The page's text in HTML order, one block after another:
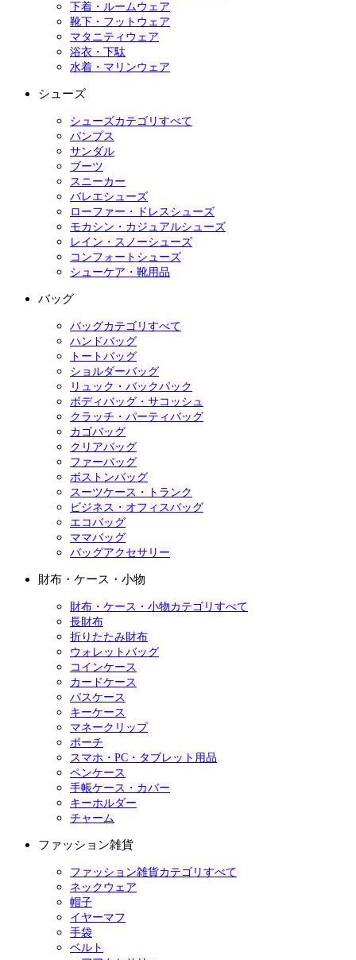
下着・ルームウェア
靴下・フットウェア
マタニティウェア
浴衣・下駄
水着・マリンウェア
シューズ
シューズカテゴリすべて
パンプス
サンダル
ブーツ
スニーカー
バレエシューズ
ローファー・ドレスシューズ
モカシン・カジュアルシューズ
レイン・スノーシューズ
コンフォートシューズ
シューケア・靴用品
バッグ
バッグカテゴリすべて
ハンドバッグ
トートバッグ
ショルダーバッグ
リュック・バックパック
ボディバッグ・サコッシュ
クラッチ・パーティバッグ
カゴバッグ
クリアバッグ
ファーバッグ
ボストンバッグ
スーツケース・トランク
ビジネス・オフィスバッグ
エコバッグ
ママバッグ
バッグアクセサリー
財布・ケース・小物
財布・ケース・小物カテゴリすべて
長財布
折りたたみ財布
ウォレットバッグ
コインケース
カードケース
パスケース
キーケース
マネークリップ
ポーチ
スマホ・PC・タブレット用品
ペンケース
手帳ケース・カバー
キーホルダー
チャーム
ファッション雑貨
ファッション雑貨カテゴリすべて
ネックウェア
帽子
イヤーマフ
手袋
ベルト